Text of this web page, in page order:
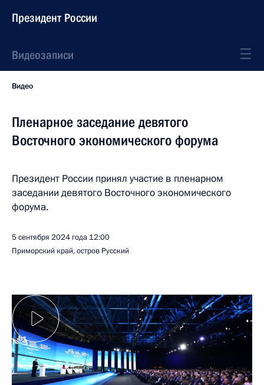
Президент России
Видеозаписи
Видео
Пленарное заседание девятого
Восточного экономического форума
Президент России принял участие в пленарном
заседании девятого Восточного экономического
форума.
5 сентября 2024 года 12:00
Приморский край, остров Русский